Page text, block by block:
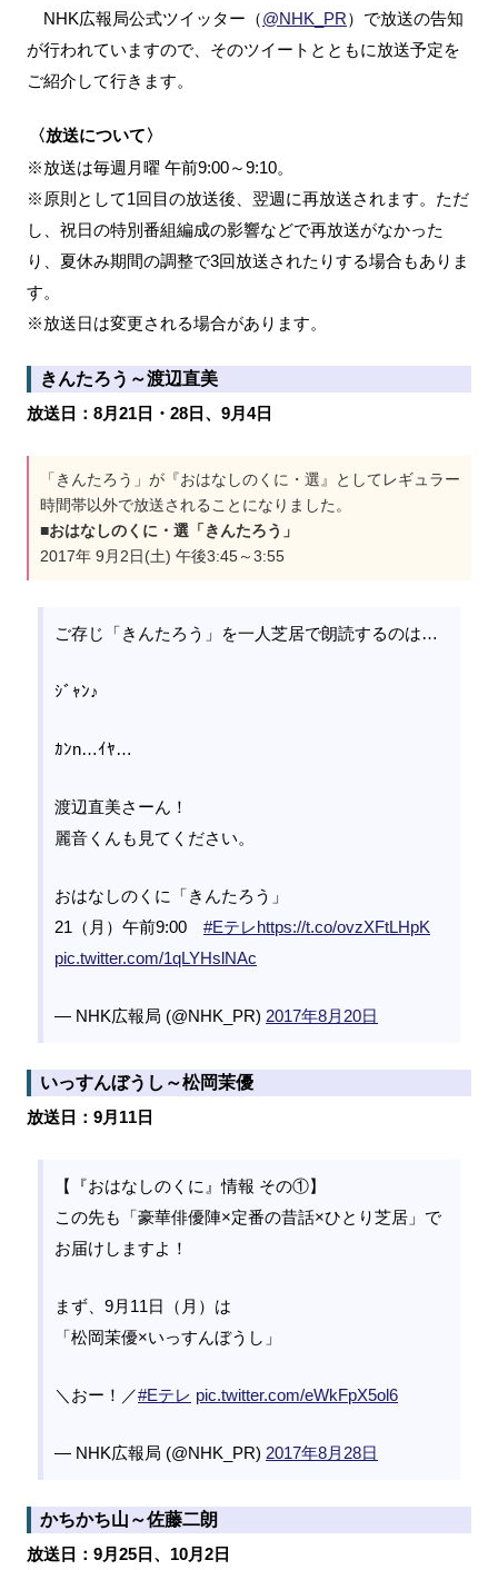
NHK広報局公式ツイッター（@NHK_PR）で放送の告知
が行われていますので、そのツイートとともに放送予定を
ご紹介して行きます。
〈放送について〉
※放送は毎週月曜 午前9:00～9:10。
※原則として1回目の放送後、翌週に再放送されます。ただ
し、祝日の特別番組編成の影響などで再放送がなかった
り、夏休み期間の調整で3回放送されたりする場合もありま
す。
※放送日は変更される場合があります。
きんたろう～渡辺直美
放送日：8月21日・28日、9月4日
「きんたろう」が『おはなしのくに・選』としてレギュラー
時間帯以外で放送されることになりました。
■おはなしのくに・選「きんたろう」
2017年 9月2日(土) 午後3:45～3:55
ご存じ「きんたろう」を一人芝居で朗読するのは…
ｼﾞｬﾝ♪
ｶﾝn…ｲﾔ…
渡辺直美さーん！
麗音くんも見てください。
おはなしのくに「きんたろう」
21（月）午前9:00 #Eテレhttps://t.co/ovzXFtLHpK
pic.twitter.com/1qLYHslNAc
— NHK広報局 (@NHK_PR) 2017年8月20日
いっすんぼうし～松岡茉優
放送日：9月11日
【『おはなしのくに』情報 その①】
この先も「豪華俳優陣×定番の昔話×ひとり芝居」で
お届けしますよ！
まず、9月11日（月）は
「松岡茉優×いっすんぼうし」
＼おー！／#Eテレ pic.twitter.com/eWkFpX5ol6
— NHK広報局 (@NHK_PR) 2017年8月28日
かちかち山～佐藤二朗
放送日：9月25日、10月2日